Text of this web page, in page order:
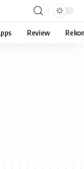
Review